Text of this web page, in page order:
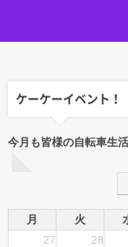
ケーケーイベント！
今月も皆様の自転車生
月 火
27
28